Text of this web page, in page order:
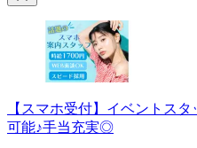
【スマホ受付】イベントス
可能♪手当充実◎